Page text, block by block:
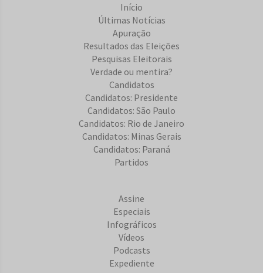
Início
Últimas Notícias
Apuração
Resultados das Eleições
Pesquisas Eleitorais
Verdade ou mentira?
Candidatos
Candidatos: Presidente
Candidatos: São Paulo
Candidatos: Rio de Janeiro
Candidatos: Minas Gerais
Candidatos: Paraná
Partidos
Assine
Especiais
Infográficos
Vídeos
Podcasts
Expediente